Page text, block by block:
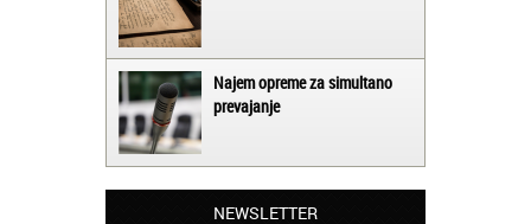
Najem opreme za simultano
prevajanje
NEWSLETTER
Matjaž iz Ajdovščine:
Lahko pohvalim vse zaposlene v Akademiji
prevajalske storitve opravljajo hitro in